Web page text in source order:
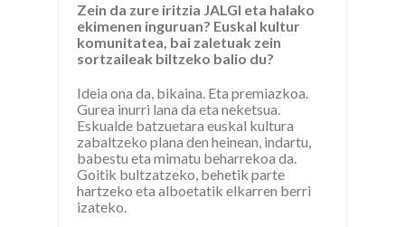
Zein da zure iritzia JALGI eta halako
ekimenen inguruan? Euskal kultur
komunitatea, bai zaletuak zein
sortzaileak biltzeko balio du?
Ideia ona da, bikaina. Eta premiazkoa.
Gurea inurri lana da eta neketsua.
Eskualde batzuetara euskal kultura
zabaltzeko plana den heinean, indartu,
babestu eta mimatu beharrekoa da.
Goitik bultzatzeko, behetik parte
hartzeko eta alboetatik elkarren berri
izateko.